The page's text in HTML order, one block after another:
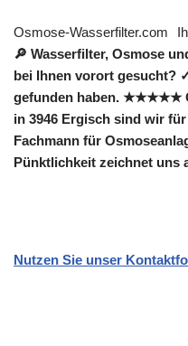
Osmose-Wasserfilter.com
🔎 Wasserfilter, Osmose
bei Ihnen vorort gesucht?
gefunden haben. ★★★★★
in 3946 Ergisch sind wir
Fachmann für
Pünktlichkeit zeichnet uns
Nutzen Sie unser